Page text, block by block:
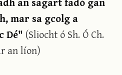
mar sa gcolg a
Dé" (Sliocht ó Sh. Ó Ch.
an líon)